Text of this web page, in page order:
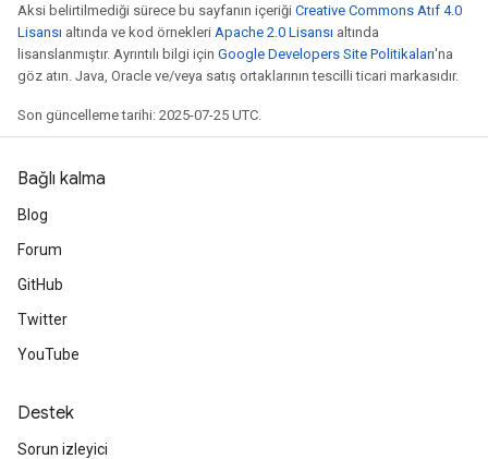
Aksi belirtilmediği sürece bu sayfanın içeriği Creative Commons Atıf 4.0
Lisansı altında ve kod örnekleri Apache 2.0 Lisansı altında
lisanslanmıştır. Ayrıntılı bilgi için Google Developers Site Politikaları'na
göz atın. Java, Oracle ve/veya satış ortaklarının tescilli ticari markasıdır.
Son güncelleme tarihi: 2025-07-25 UTC.
Bağlı kalma
Blog
Forum
GitHub
Twitter
YouTube
Destek
Sorun izleyici